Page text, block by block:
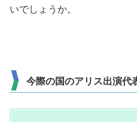
いでしょうか。
今際の国のアリス出演代